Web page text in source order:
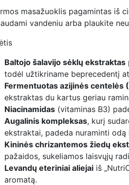
masažuoklis pagamintas iš
vandeniu arba plaukite
Baltojo šalavijo sėklų ekstraktas
todėl užtikriname beprecedentį
Fermentuotas azijinės centelės
ekstraktas du kartus geriau
Niacinamidas (vitaminas B3)
Augalinis kompleksas, kurį
ekstraktai, padeda nuraminti
Kininės chrizantemos žiedų
pažaidos, sukeliamos laisvųjų
Levandų eteriniai aliejai iš
aromatą.